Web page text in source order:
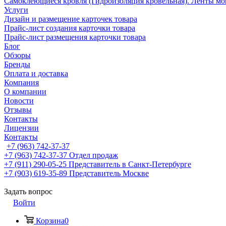
Услуги
Дизайн и размещение карточек товара
Прайс-лист создания карточки товара
Прайс-лист размещения карточки товара
Блог
Обзоры
Бренды
Оплата и доставка
Компания
О компании
Новости
Отзывы
Контакты
Лицензии
Контакты
+7 (963) 742-37-37
+7 (963) 742-37-37 Отдел продаж
+7 (911) 290-05-25 Представитель в Санкт-Петербурге
+7 (903) 619-35-89 Представитель Москве
Задать вопрос
Войти
Корзина0